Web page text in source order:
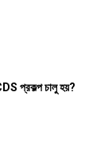
প্রকল্প চালু হয়?